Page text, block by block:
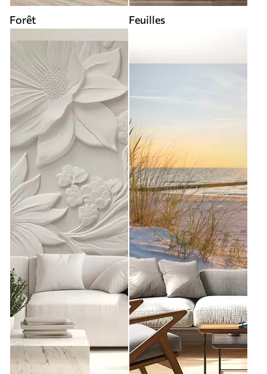
Forêt Feuilles